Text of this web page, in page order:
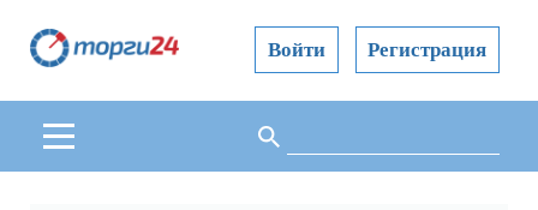
Войти Регистрация
Форма поиска